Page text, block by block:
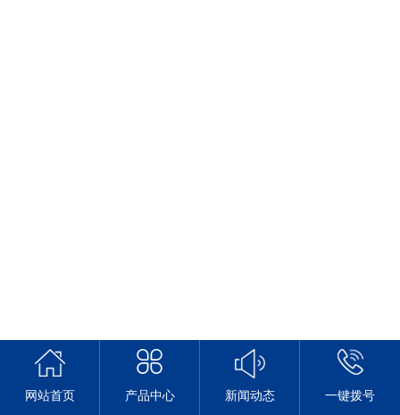
网站首页 产品中心 新闻动态 一键拨号